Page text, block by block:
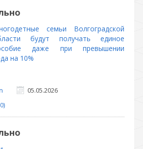
семьи Волгоградской
будут получать единое
даже при превышении
на 10%
05.05.2026